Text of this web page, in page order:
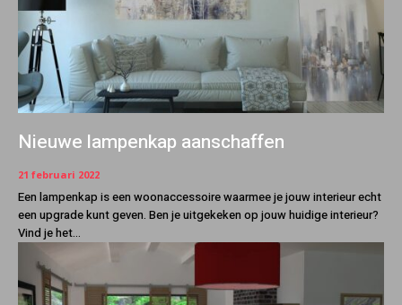
Nieuwe lampenkap aanschaffen
21 februari 2022
Een lampenkap is een woonaccessoire waarmee je jouw interieur echt
een upgrade kunt geven. Ben je uitgekeken op jouw huidige interieur?
Vind je het...